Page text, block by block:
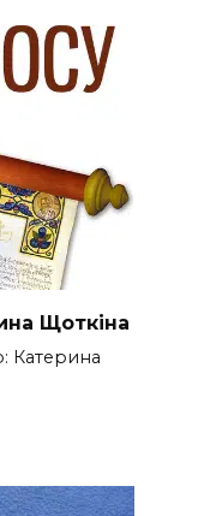
Щоткіна
Катерина